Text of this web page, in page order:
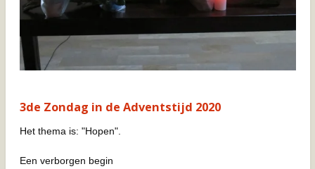
3de Zondag in de Adventstijd 2020
Het thema is: "Hopen".
Een verborgen begin